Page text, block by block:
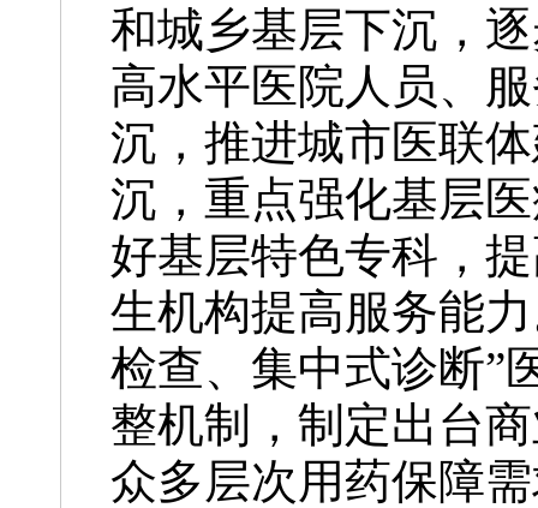
和城乡基层下沉，
高水平医院人员、
沉，推进城市医联
沉，重点强化基层
好基层特色专科，
生机构提高服务能
检查、集中式诊断”
整机制，制定出台
众多层次用药保障